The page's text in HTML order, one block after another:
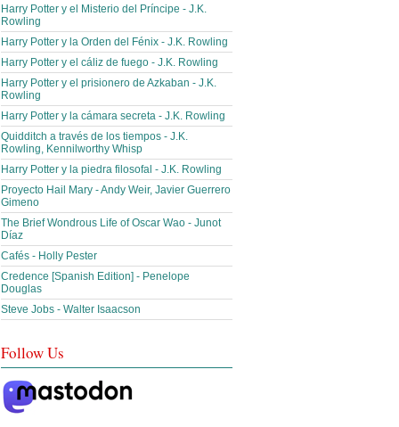
Harry Potter y el Misterio del Príncipe - J.K.
Rowling
Harry Potter y la Orden del Fénix - J.K. Rowling
Harry Potter y el cáliz de fuego - J.K. Rowling
Harry Potter y el prisionero de Azkaban - J.K.
Rowling
Harry Potter y la cámara secreta - J.K. Rowling
Quidditch a través de los tiempos - J.K.
Rowling, Kennilworthy Whisp
Harry Potter y la piedra filosofal - J.K. Rowling
Proyecto Hail Mary - Andy Weir, Javier Guerrero
Gimeno
The Brief Wondrous Life of Oscar Wao - Junot
Díaz
Cafés - Holly Pester
Credence [Spanish Edition] - Penelope
Douglas
Steve Jobs - Walter Isaacson
Follow Us